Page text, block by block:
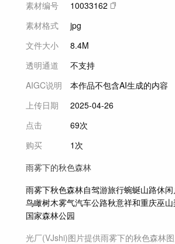
素材编号
10033162
素材格式
jpg
文件大小
8.4M
透明通道
不支持
AIGC说明
本作品不包含AI生成的内容
上传日期
2025-04-26
点击
69次
购买
1次
雨雾下的秋色森林
雨雾下秋色森林自驾游旅行蜿蜒山路休闲
鸟瞰树木雾气汽车公路秋意祥和重庆巫山
国家森林公园
光厂(VJshi)图片提供雨雾下的秋色森林